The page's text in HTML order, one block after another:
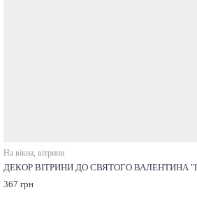
На вікна, вітрини
ДЕКОР ВІТРИНИ ДО СВЯТОГО ВАЛЕНТИНА
367 грн